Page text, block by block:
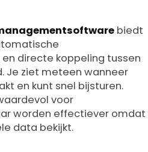
biedt
directe koppeling tussen
Je ziet meteen wanneer
en kunt snel bijsturen.
voor
worden effectiever omdat
data bekijkt.